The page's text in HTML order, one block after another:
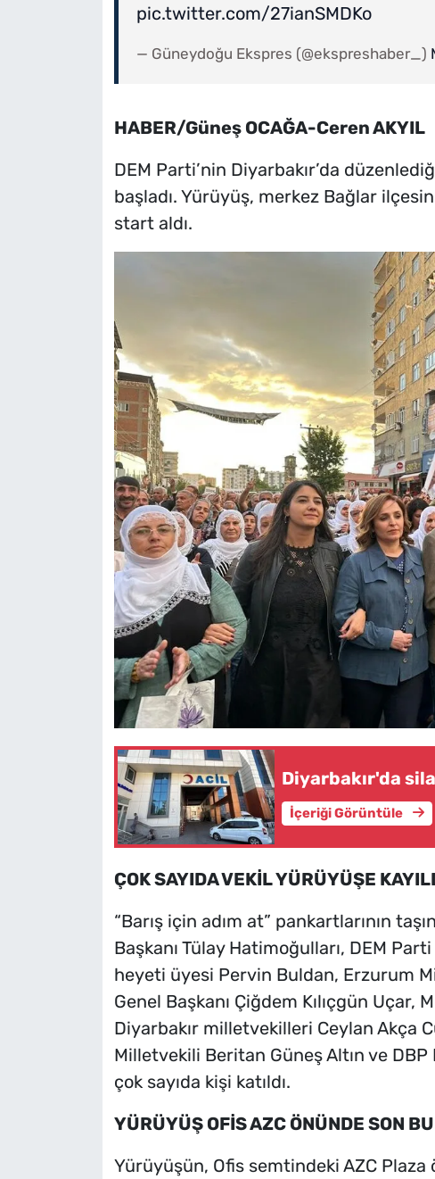
pic.twitter.com/27ianSMDKo
— Güneydoğu Ekspres (@ekspreshaber_)
HABER/Güneş OCAĞA-Ceren AKYIL
DEM Parti’nin Diyarbakır’da
başladı. Yürüyüş, merkez Bağlar
start aldı.
Diyarbakır'da
İçeriği Görüntüle
ÇOK SAYIDA VEKİL YÜRÜYÜŞE
“Barış için adım at” pankartlarının
Başkanı Tülay Hatimoğulları, DEM
heyeti üyesi Pervin Buldan, Erzurum
Genel Başkanı Çiğdem Kılıçgün Uçar,
Diyarbakır milletvekilleri Ceylan Akça
Milletvekili Beritan Güneş Altın ve DBP
çok sayıda kişi katıldı.
YÜRÜYÜŞ OFİS AZC ÖNÜNDE SON
Yürüyüşün, Ofis semtindeki AZC